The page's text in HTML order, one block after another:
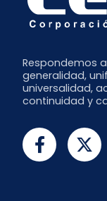
Respondemos
generalidad,
universalidad,
continuidad y